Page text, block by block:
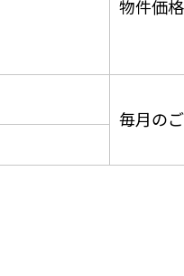
物件価格
毎月の